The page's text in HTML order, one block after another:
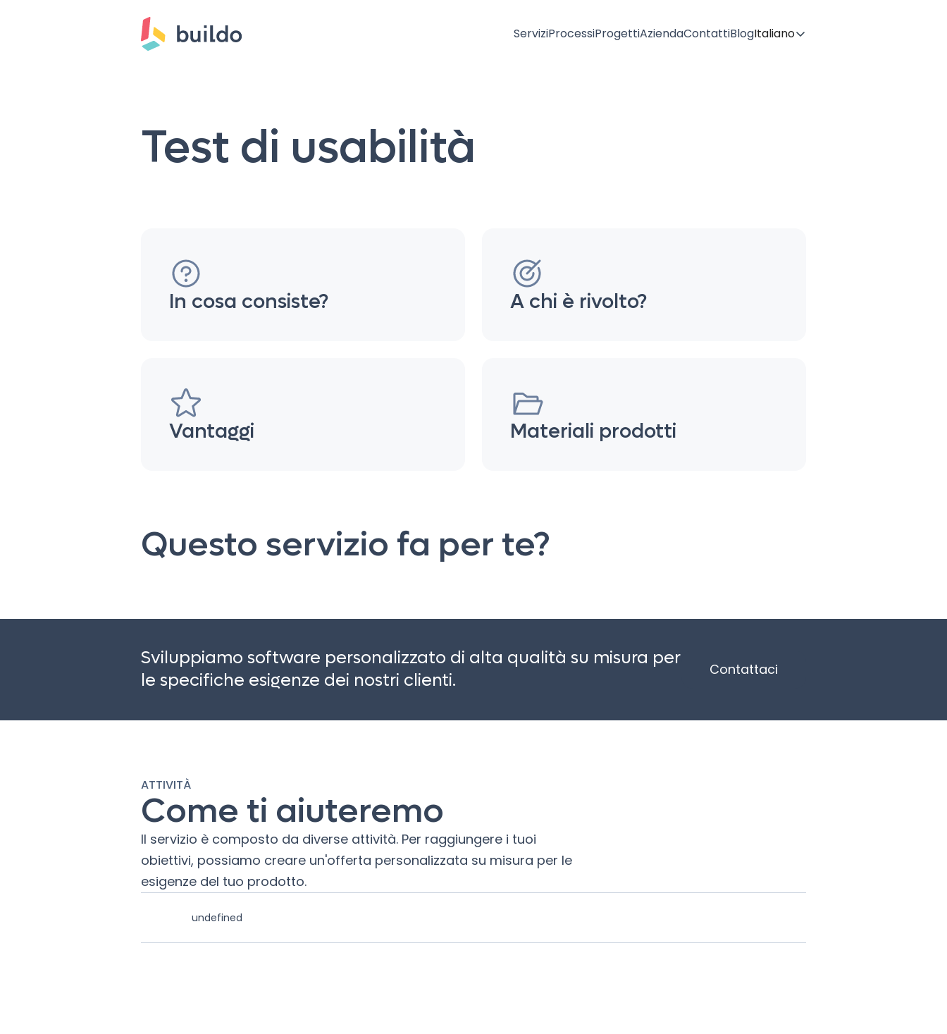
ServiziProcessiProgettiAziendaContattiBlogItaliano
Test di usabilità
In cosa consiste? A chi è rivolto?
Vantaggi Materiali prodotti
Questo servizio fa per te?
Sviluppiamo software personalizzato di alta qualità su misura per
le specifiche esigenze dei nostri clienti.
Contattaci
ATTIVITÀ
Come ti aiuteremo
Il servizio è composto da diverse attività. Per raggiungere i tuoi
obiettivi, possiamo creare un'offerta personalizzata su misura per le
esigenze del tuo prodotto.
undefined